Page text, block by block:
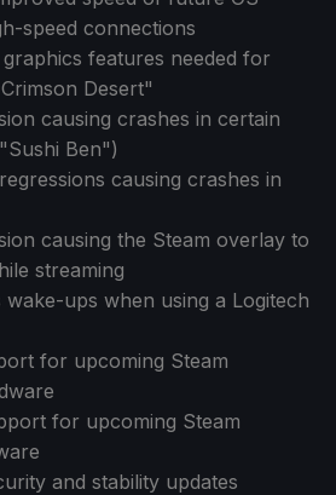
speed connections
graphics features needed for
Desert"
causing crashes in certain
Ben")
causing crashes in
causing the Steam overlay to
streaming
wake-ups when using a Logitech
for upcoming Steam
for upcoming Steam
and stability updates